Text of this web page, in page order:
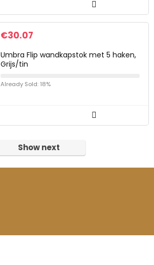
€30.07
Umbra Flip wandkapstok met 5 haken,
Grijs/tin
Already Sold: 18%
Show next